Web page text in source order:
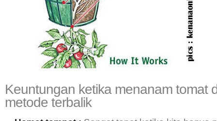
Keuntungan ketika menanam tomat
metode terbalik